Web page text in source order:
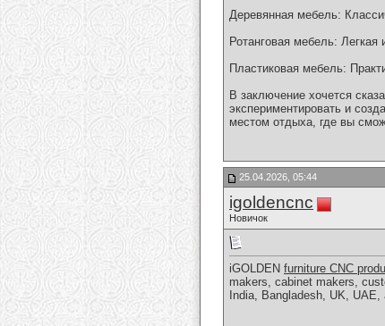
Деревянная мебель:
Ротанговая мебель:
Пластиковая мебель:
В заключение хочется
экспериментировать и
местом отдыха, где вы
25.04.2026, 05:44
igoldencnc
Новичок
iGOLDEN furniture CNC
makers, cabinet makers,
India, Bangladesh, UK,